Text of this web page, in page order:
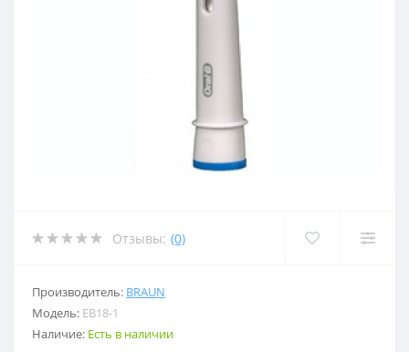
Отзывы: (0)
Производитель: BRAUN
Модель: EB18-1
Наличие: Есть в наличии